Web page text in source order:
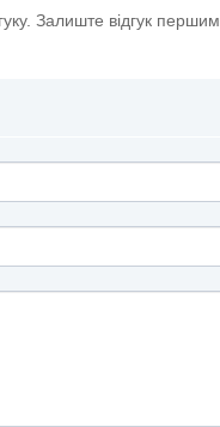
Залиште відгук першим